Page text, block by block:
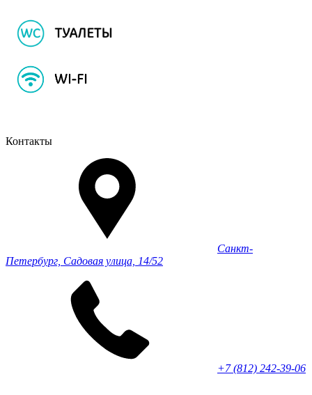
Контакты
Санкт-
Петербург, Садовая улица, 14/52
+7 (812) 242-39-06